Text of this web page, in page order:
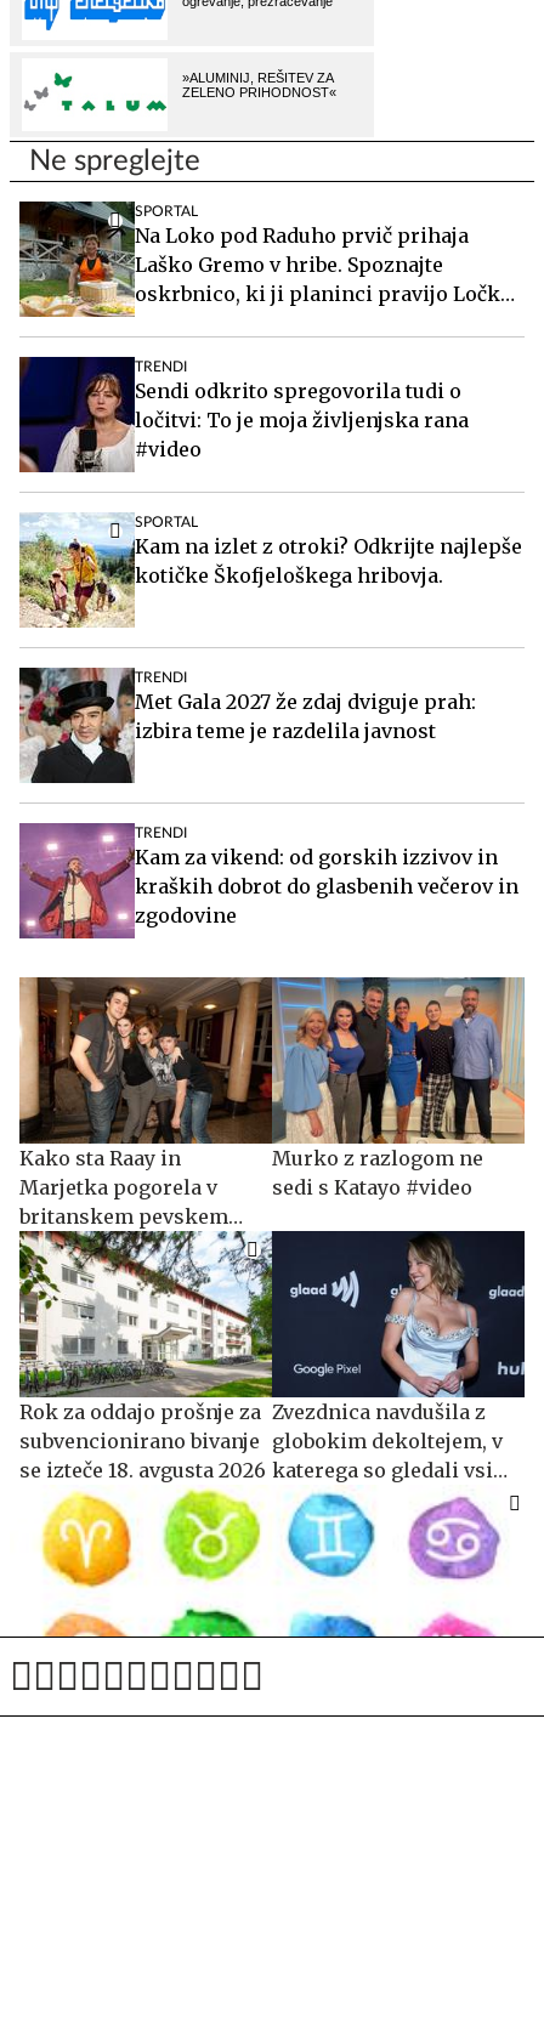
Ne spreglejte
SPORTAL
Na Loko pod Raduho prvič prihaja
Laško Gremo v hribe. Spoznajte
oskrbnico, ki ji planinci pravijo Ločka
TRENDI
Sendi odkrito spregovorila tudi o
ločitvi: To je moja življenjska rana
#video
SPORTAL
Kam na izlet z otroki? Odkrijte najlepše
kotičke Škofjeloškega hribovja.
TRENDI
Met Gala 2027 že zdaj dviguje prah:
izbira teme je razdelila javnost
TRENDI
Kam za vikend: od gorskih izzivov in
kraških dobrot do glasbenih večerov in
zgodovine
Kako sta Raay in
Marjetka pogorela v
britanskem pevskem
šovu
Murko z razlogom ne
sedi s Katayo #video
​​​​​​​Rok za oddajo prošnje za
subvencionirano bivanje
se izteče 18. avgusta 2026
Zvezdnica navdušila z
globokim dekoltejem, v
katerega so gledali vsi
#video